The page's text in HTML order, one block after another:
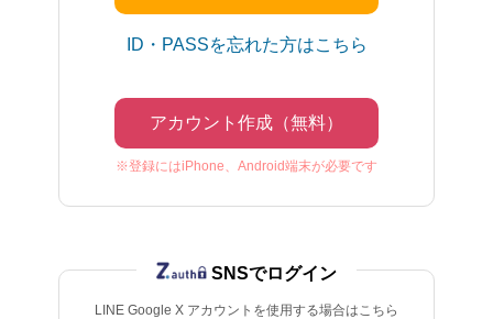
ID・PASSを忘れた方はこちら
アカウント作成（無料）
※登録にはiPhone、Android端末が必要です
LINE Google X アカウントを使用する場合はこちら
SNSでログイン